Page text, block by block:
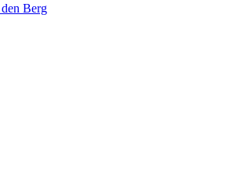
Berg